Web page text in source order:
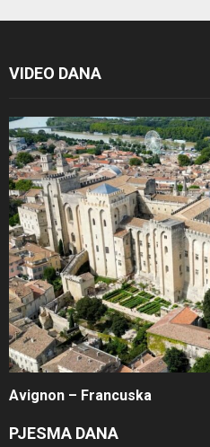
VIDEO DANA
Avignon – Francuska
PJESMA DANA